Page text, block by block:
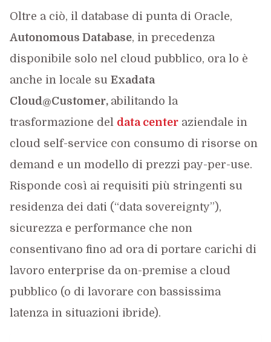
Oltre a ciò, il database di punta di Oracle,
Autonomous Database, in precedenza
disponibile solo nel cloud pubblico, ora lo è
anche in locale su Exadata
Cloud@Customer, abilitando la
trasformazione del data centeraziendale in
cloud self-service con consumo di risorse on
demand e un modello di prezzi pay-per-use.
Risponde così ai requisiti più stringenti su
residenza dei dati (“data sovereignty”),
sicurezza e performance che non
consentivano fino ad ora di portare carichi di
lavoro enterprise da on-premise a cloud
pubblico (o di lavorare con bassissima
latenza in situazioni ibride).